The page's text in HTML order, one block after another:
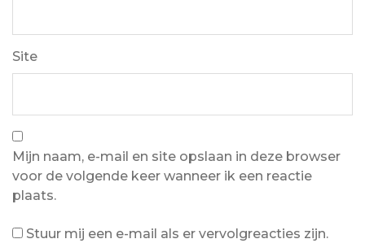
Site
Mijn naam, e-mail en site opslaan in deze browser
voor de volgende keer wanneer ik een reactie
plaats.
Stuur mij een e-mail als er vervolgreacties zijn.